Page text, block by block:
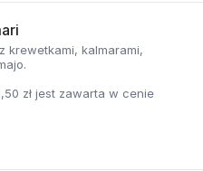
krewetkami, kalmarami,
zł jest zawarta w cenie